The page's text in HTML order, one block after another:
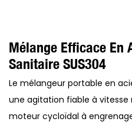
Mélange Efficace En
Sanitaire SUS304
Le mélangeur portable en
une agitation fiable à
moteur cycloïdal à